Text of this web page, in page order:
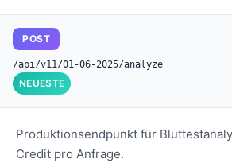
POST
/api/v11/01-06-2025/analyze
NEUESTE
Produktionsendpunkt für
Credit pro Anfrage.